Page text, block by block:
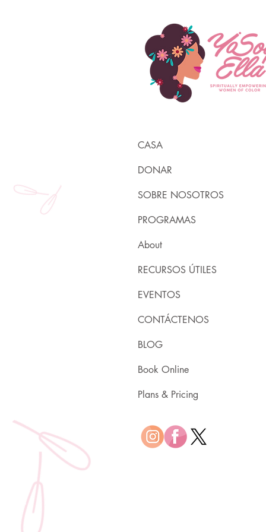
CASA
DONAR
SOBRE NOSOTROS
PROGRAMAS
About
RECURSOS ÚTILES
EVENTOS
CONTÁCTENOS
BLOG
Book Online
Plans & Pricing